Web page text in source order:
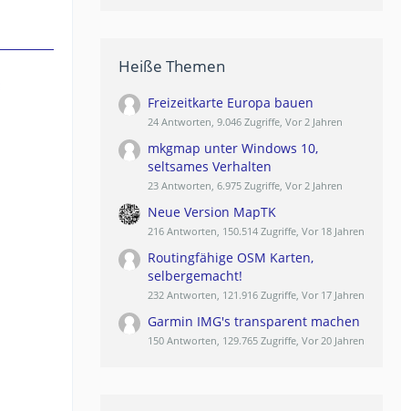
Heiße Themen
Freizeitkarte Europa bauen
24 Antworten, 9.046 Zugriffe, Vor 2 Jahren
mkgmap unter Windows 10,
seltsames Verhalten
23 Antworten, 6.975 Zugriffe, Vor 2 Jahren
Neue Version MapTK
216 Antworten, 150.514 Zugriffe, Vor 18 Jahren
Routingfähige OSM Karten,
selbergemacht!
232 Antworten, 121.916 Zugriffe, Vor 17 Jahren
Garmin IMG's transparent machen
150 Antworten, 129.765 Zugriffe, Vor 20 Jahren